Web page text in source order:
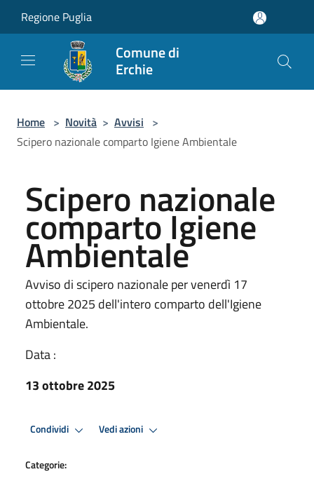
Regione Puglia
Comune di
Erchie
Home > Novità > Avvisi >
Scipero nazionale comparto Igiene Ambientale
Scipero nazionale
comparto Igiene
Ambientale
Avviso di scipero nazionale per venerdì 17
ottobre 2025 dell'intero comparto dell'Igiene
Ambientale.
Data :
13 ottobre 2025
Condividi Vedi azioni
Categorie: